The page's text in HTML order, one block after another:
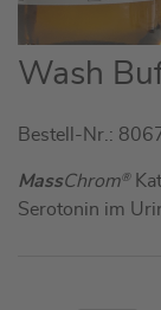
Zum
Anfang
Bildgalerie
springen
Wash
Bestell-Nr.:
MassChrom®
Serotonin im